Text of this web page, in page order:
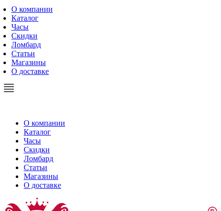
О компании
Каталог
Часы
Скидки
Ломбард
Статьи
Магазины
О доставке
О компании
Каталог
Часы
Скидки
Ломбард
Статьи
Магазины
О доставке